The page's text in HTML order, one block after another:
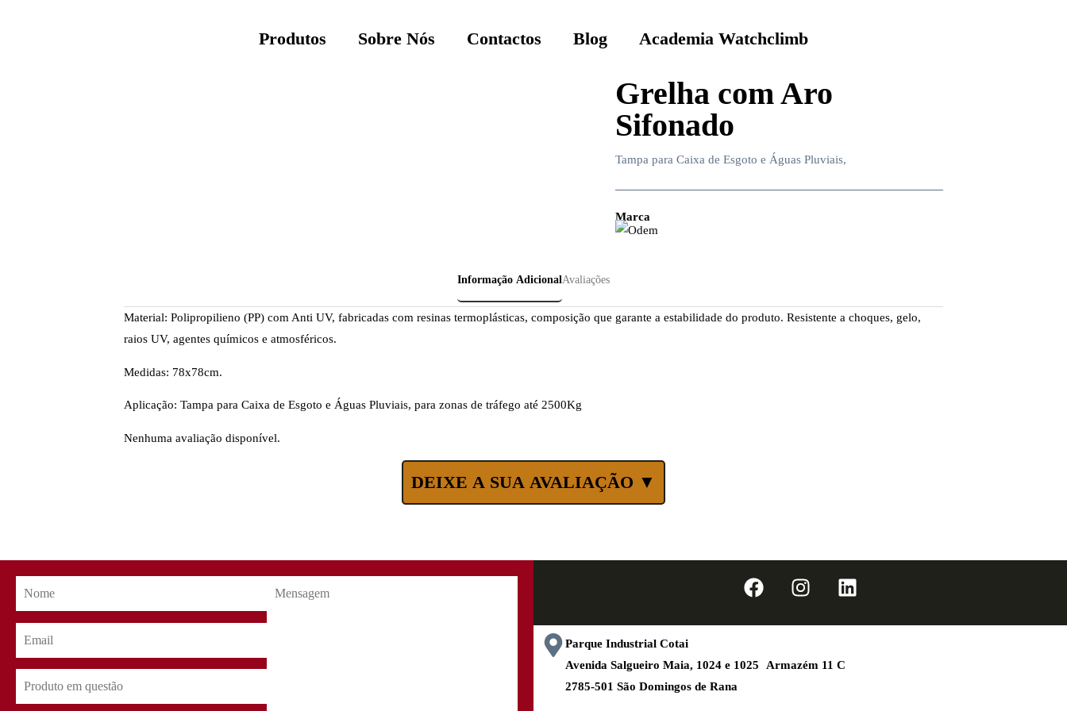
Produtos Sobre Nós Contactos Blog Academia Watchclimb
Grelha com Aro
Sifonado
Tampa para Caixa de Esgoto e Águas Pluviais,
Marca
Informação AdicionalAvaliações
Material: Polipropilieno (PP) com Anti UV, fabricadas com resinas termoplásticas, composição que garante a estabilidade do produto. Resistente a choques, gelo,
raios UV, agentes químicos e atmosféricos.
Medidas: 78x78cm.
Aplicação: Tampa para Caixa de Esgoto e Águas Pluviais, para zonas de tráfego até 2500Kg
Nenhuma avaliação disponível.
DEIXE A SUA AVALIAÇÃO ▼
Parque Industrial Cotai
Avenida Salgueiro Maia, 1024 e 1025 Armazém 11 C
2785-501 São Domingos de Rana